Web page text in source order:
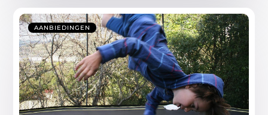
AANBIEDINGEN